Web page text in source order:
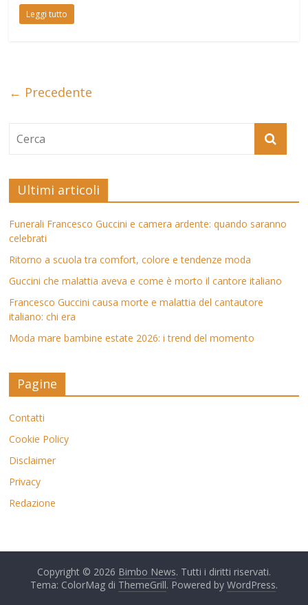
Leggi tutto
← Precedente
Ultimi articoli
Funerali Francesco Guccini e camera ardente: quando saranno
celebrati
Ritorno a scuola tra comfort, colore e tendenze moda
Guccini che malattia aveva e come è morto il cantore italiano
Francesco Guccini causa morte e malattia del cantautore
italiano: chi era
Moda mare bambine estate 2026: i trend del momento
Pagine
Contatti
Cookie Policy
Disclaimer
Privacy
Redazione
Copyright © 2026 Bimbo News. Tutti i diritti riservati.
Tema: ColorMag di ThemeGrill. Powered by WordPress.